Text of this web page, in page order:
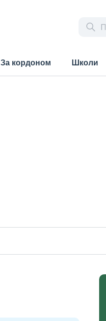
За кордоном Школи